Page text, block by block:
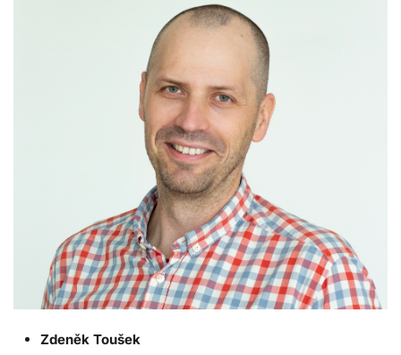
Zdeněk Toušek